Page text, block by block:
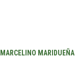
MARCELINO MARIDUEÑA